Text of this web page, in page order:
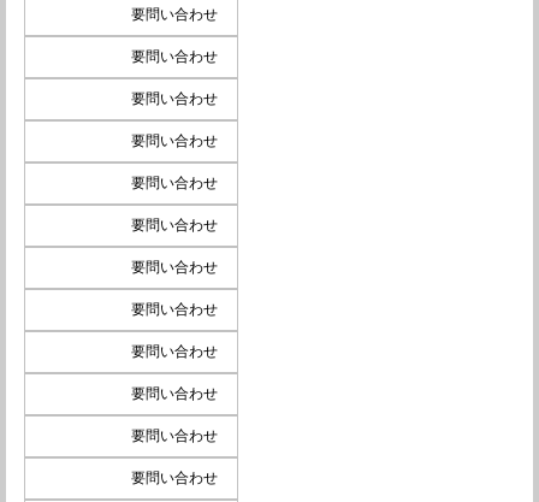
要問い合わせ
要問い合わせ
要問い合わせ
要問い合わせ
要問い合わせ
要問い合わせ
要問い合わせ
要問い合わせ
要問い合わせ
要問い合わせ
要問い合わせ
要問い合わせ